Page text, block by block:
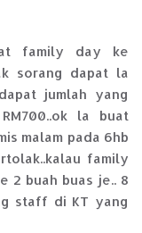
family day ke
sorang dapat la
jumlah yang
la buat
malam pada 6hb
family
2 buah buas je.. 8
staff di KT yang